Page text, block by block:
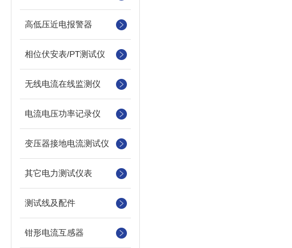
高低压近电报警器
相位伏安表/PT测试仪
无线电流在线监测仪
电流电压功率记录仪
变压器接地电流测试仪
其它电力测试仪表
测试线及配件
钳形电流互感器